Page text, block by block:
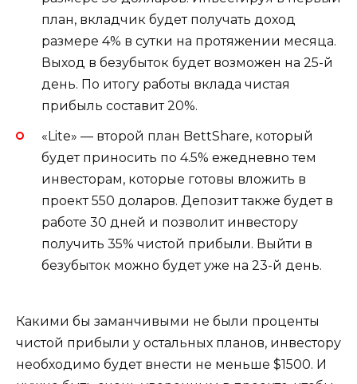
план, вкладчик будет получать доход
размере 4% в сутки на протяжении месяца.
Выход в безубыток будет возможен на 25-й
день. По итогу работы вклада чистая
прибыль составит 20%.
«Lite» — второй план BettShare, который
будет приносить по 4.5% ежедневно тем
инвесторам, которые готовы вложить в
проект 550 доларов. Депозит также будет в
работе 30 дней и позволит инвестору
получить 35% чистой прибыли. Выйти в
безубыток можно будет уже на 23-й день.
Какими бы заманчивыми не были проценты
чистой прибыли у остальных планов, инвестору
необходимо будет внести не меньше $1500. И